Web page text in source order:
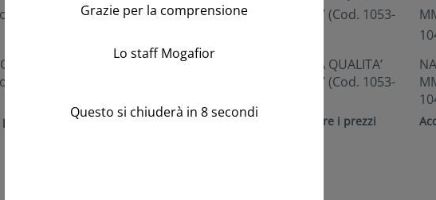
RASO ALTA QUALITA’
scuro-38 (Cod.
visualizzare i prezzi
NASTRO DOPPIO RASO ALTA QUALITA’
MM.25 MT.50 rosa-antico-37 (Cod. 1053-
Accedi/Registrati per visualizzare i prezzi
Grazie per la comprensione
Lo staff Mogafior
Questo si chiuderà in 8secondi